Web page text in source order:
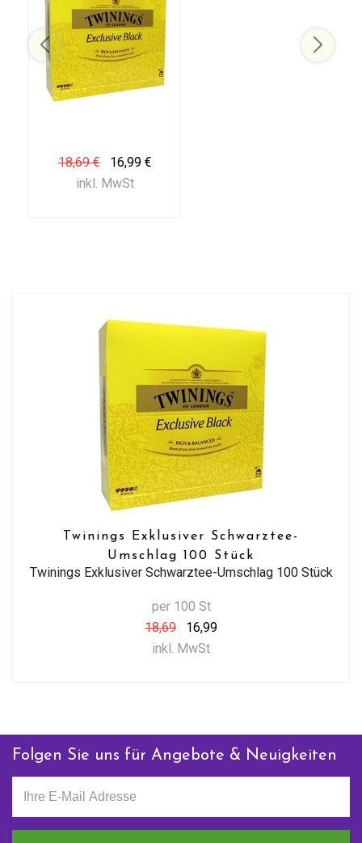
18,69 €
16,99 €
inkl. MwSt
Twinings Exklusiver Schwarztee-
Umschlag 100 Stück
Twinings Exklusiver Schwarztee-Umschlag 100 Stück
per 100 St
18,69
16,99
inkl. MwSt
Folgen Sie uns für Angebote & Neuigkeiten